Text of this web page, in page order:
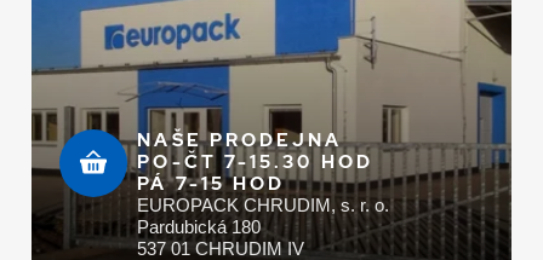
NAŠE PRODEJNA
PO-ČT 7-15.30 HOD
PÁ 7-15 HOD
EUROPACK CHRUDIM, s. r. o.
Pardubická 180
537 01 CHRUDIM IV